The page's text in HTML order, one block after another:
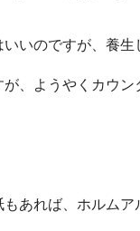
いのですが、養生
、ようやくカウ
あれば、ホルム